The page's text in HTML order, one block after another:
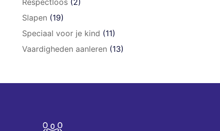
Respectloos(2)
Slapen (19)
Speciaal voor je kind (11)
Vaardigheden aanleren (13)